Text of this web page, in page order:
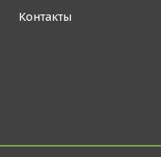
Контакты